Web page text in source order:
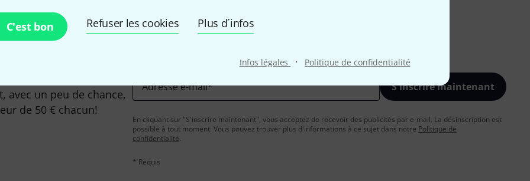
C'est bon Refuser les cookies Plus d´infos
Infos légales · Politique de confidentialité
avec un peu de chance,
de 50 € chacun!
Adresse e-mail* S'inscrire maintenant
En cliquant sur "S'inscrire maintenant", vous acceptez de recevoir des publicités par e-mail. La désinscription est
possible à tout moment. Vous pouvez trouver plus d'informations à ce sujet dans notre Politique de
confidentialité.
* Requis